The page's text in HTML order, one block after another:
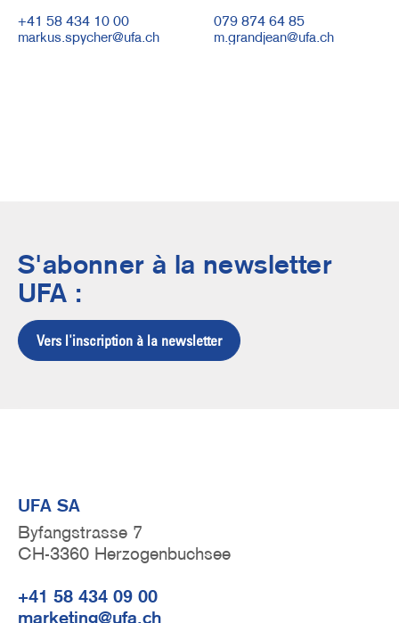
Telefonnummer
+41 58 434 10 00
E-
markus.spycher@ufa.ch
Telefonnummer
079 874 64 85
E-
m.grandjean@ufa.ch
S'abonner à la newsletter
UFA :
Vers l'inscription à la newsletter
UFA SA
Byfangstrasse 7
CH-3360 Herzogenbuchsee
+41 58 434 09 00
marketing@ufa.ch